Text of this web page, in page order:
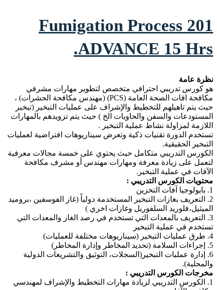
Fumigation Process 201
ADVANCE 15 Hrs.
نظرة عامة
هو كورس تدريبي احترافي متخصص لتطوير مهارات مشرفي
مكافحة افات الصحة العامة (PCS) (مهندس مكافحة الحشرات) ،
حيث يتم تاهيلهم للتخطيط والإشراف على عمليات التبخير (تبخير
المستودعات والسفن والحاويات الخ ) حيث يتم تزويدهم بالمهارات
اللازمة لمزاولة نشاط عملية التبخير .
تستخدم الدورة تقنيات ذكية وتعرض سيناريوهات افتراضية لعمليات
التبخير الحقيقية.
الكورس التدريبي متكامل حيث يحتوي على خمسة مجالات معرفية
لتعمل على زيادة معرفة ومهارات مهندس أو مشرف مكافحة
الآفات في عملية التبخير.
محتويات الكورس التدريبي :
1. بايولوجيا آفات التخزين
2. التعريف بغازات التبخير المستخدمة دولياً (غاز الفوسفين ،بروميد
الميثيل،فلوريد السلفوريل وغازات اخري )
3. التعريف بالمعدات التي تستخدم في رصد الغاز والمعدات التي
تستخدم في عملية التبخير
4. طرق عمليات التبخير (سيناريوهات مختلفة للعمليات)
5. إجراءات السلامة (تحديد المخاطر وإدارة المخاطر)
6. إدارة عمليات التبخير(السجلات، التوثيق والتشريعات الدولية
والمحلية).
مخرجات الكورس التدريبي :
1. الكورس التدريبي لزيادة مهارات التخطيط والإشراف لمهندسي